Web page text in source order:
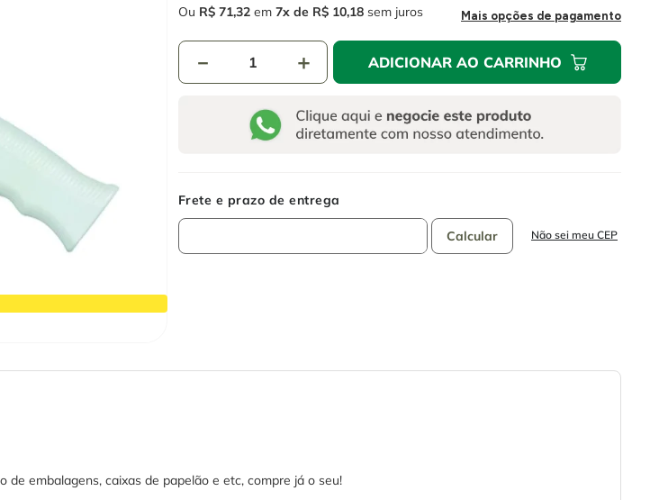
Ou R$ 71,32 em 7 R$ 10,18 sem juros Mais opções de pagamento
＋
－ ADICIONAR AO CARRINHO
Não sei meu CEP
embalagens, caixas de papelão e etc, compre já o seu!